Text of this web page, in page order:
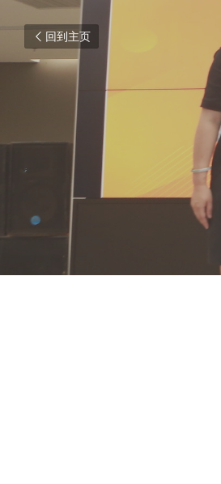
回到主页